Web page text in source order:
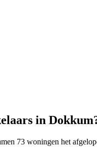
in
73 woningen het